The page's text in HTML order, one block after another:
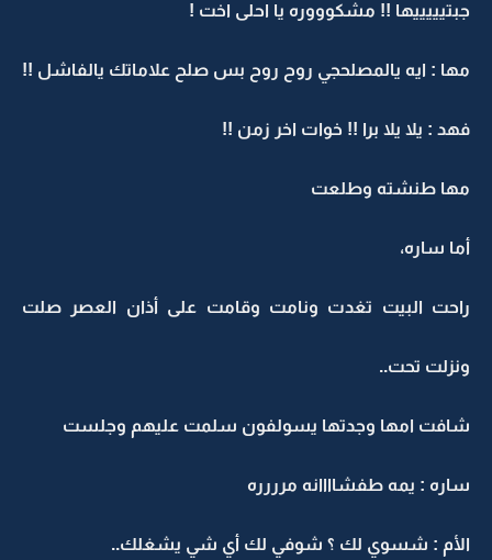
جبتيييييها !! مشكوووره يا احلى اخت !
مها : ايه يالمصلحجي روح روح بس صلح علاماتك يالفاشل !!
فهد : يلا يلا برا !! خوات اخر زمن !!
مها طنشته وطلعت
أما ساره،
راحت البيت تغدت ونامت وقامت على أذان العصر صلت
ونزلت تحت..
شافت امها وجدتها يسولفون سلمت عليهم وجلست
ساره : يمه طفشاااانه مرررره
الأم : شسوي لك ؟ شوفي لك أي شي يشغلك..